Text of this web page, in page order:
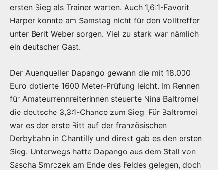
ersten Sieg als Trainer warten. Auch 1,6:1-Favorit
Harper konnte am Samstag nicht für den Volltreffer
unter Berit Weber sorgen. Viel zu stark war nämlich
ein deutscher Gast.
Der Auenqueller Dapango gewann die mit 18.000
Euro dotierte 1600 Meter-Prüfung leicht. Im Rennen
für Amateurrennreiterinnen steuerte Nina Baltromei
die deutsche 3,3:1-Chance zum Sieg. Für Baltromei
war es der erste Ritt auf der französischen
Derbybahn in Chantilly und direkt gab es den ersten
Sieg. Unterwegs hatte Dapango aus dem Stall von
Sascha Smrczek am Ende des Feldes gelegen, doch